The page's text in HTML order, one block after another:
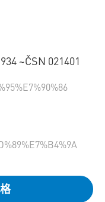
~ČSN 021401